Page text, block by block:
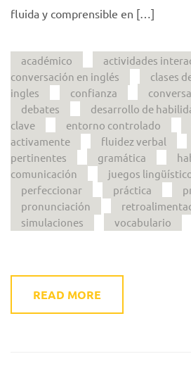
fluida y comprensible en […]
académico actividades
conversación en inglés
clases
ingles
confianza
debates
desarrollo de
clave
entorno controlado
activamente
fluidez verbal
pertinentes
gramática
comunicación
juegos
perfeccionar
práctica
pronunciación
simulaciones
vocabulario
READ MORE